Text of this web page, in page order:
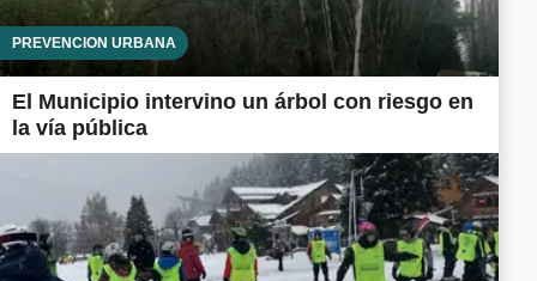
PREVENCIÓN URBANA
El Municipio intervino un árbol con riesgo en
la vía pública